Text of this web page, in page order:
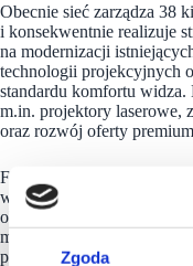
Zgoda
Obecnie sieć zarządza 38
i konsekwentnie realizuje
na modernizacji
technologii projekcyjnych
standardu komfortu
m.in. projektory laserowe,
oraz rozwój oferty
Flagowym obiektem sieci
w warszawskim centrum
obejmuje osiem sal
miejsc, stanowiącą jeden z
pod względem skali i